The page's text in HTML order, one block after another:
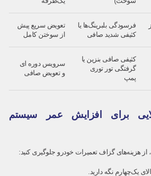
فرسودگی بلبرینگ‌ها یا
کثیفی شدید صافی
تعویض سریع پیش
از سوختن کامل
کثیفی صافی بنزین یا
گرفتگی تور توری
پمپ
سرویس دوره ای
و تعویض صافی
برای افزایش عمر سیستم
از هزینه‌های گزاف تعمیرات خودرو جلوگیری کنید:
یک‌چهارم نگه دارید.